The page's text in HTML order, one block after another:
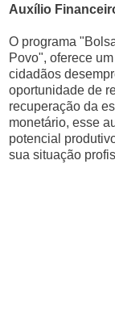
Auxílio
O programa
Povo", oferece
cidadãos
oportunidade de
recuperação da
monetário, esse
potencial
sua situação